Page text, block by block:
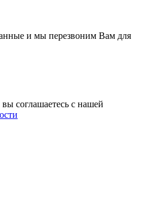
и мы перезвоним Вам для
соглашаетесь с нашей